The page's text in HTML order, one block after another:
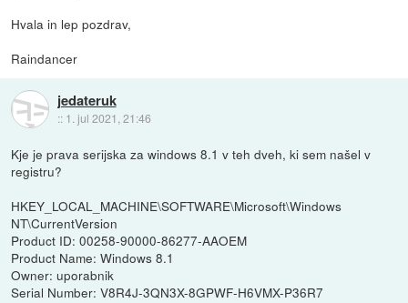
Hvala in lep pozdrav,
Raindancer
jedateruk
:: 1. jul 2021, 21:46
Kje je prava serijska za windows 8.1 v teh dveh, ki sem našel v
registru?
HKEY_LOCAL_MACHINE\SOFTWARE\Microsoft\Windows
NT\CurrentVersion
Product ID: 00258-90000-86277-AAOEM
Product Name: Windows 8.1
Owner: uporabnik
Serial Number: V8R4J-3QN3X-8GPWF-H6VMX-P36R7